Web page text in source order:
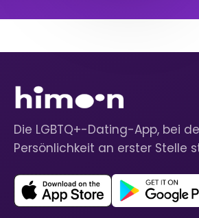
Die LGBTQ+-Dating-App, bei
Persönlichkeit an erster Stelle